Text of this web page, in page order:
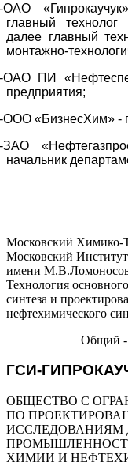
ОАО
главный технолог
далее главный
монтажно-
ОАО ПИ
предприятия;
ООО «БизнесХим» -
ЗАО
начальник
Московский Химико-
Московский
имени
Технология
синтеза и
нефтехимического
Общий -
ГСИ-
ОБЩЕСТВО С
ПО
ИССЛЕДОВАНИЯМ
ХИМИИ И